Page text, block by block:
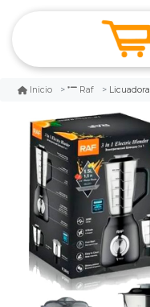
Inicio Raf Licuadora